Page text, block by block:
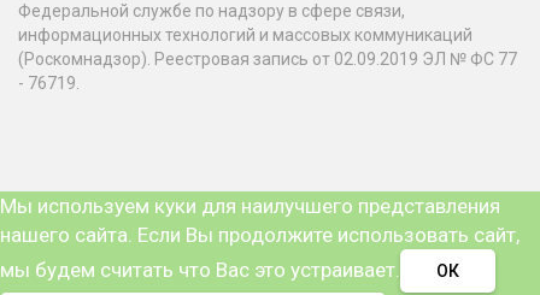
Федеральной службе по надзору в сфере связи,
информационных технологий и массовых коммуникаций
(Роскомнадзор). Реестровая запись от 02.09.2019 ЭЛ № ФС 77
- 76719.
Мы используем куки для наилучшего представления
нашего сайта. Если Вы продолжите использовать сайт,
мы будем считать что Вас это устраивает.
ОК